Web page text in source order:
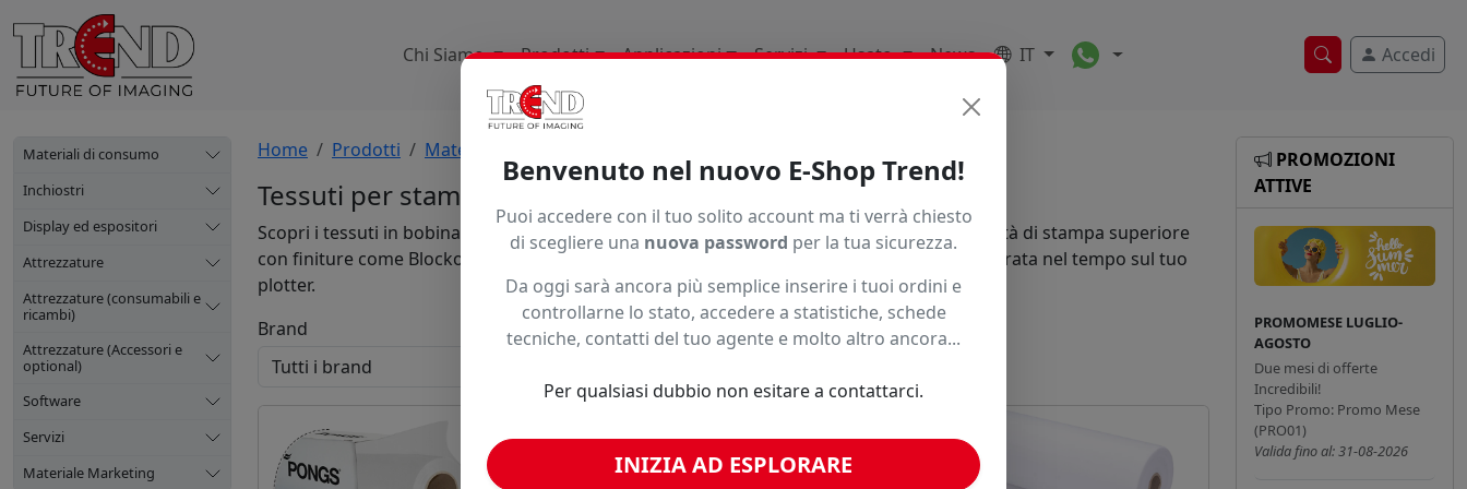
Ricerca veloce
Accedi
Chi Siamo Prodotti Applicazioni Servizi Usato News IT Toggle Dropdown
Materiali di consumo
Inchiostri
Display ed espositori
Attrezzature
Attrezzature (consumabili e
ricambi)
Attrezzature (Accessori e
optional)
Software
Servizi
Materiale Marketing
Home Prodotti Materiali Di Consumo
Tessuti per stampa Solvente UV e Latex
Scopri i tessuti in bobina ideali per display indoor e bandiere. La selezione garantisce qualità di stampa superiore
con finiture come Blockout e Backlite. Trova il formato e la grammatura per la massima durata nel tempo sul tuo
plotter.
Brand
Ordinamento
PROMOZIONI
ATTIVE
PROMOMESE LUGLIO-
AGOSTO
Due mesi di offerte
Incredibili!
Tipo Promo: Promo Mese
(PRO01)
Valida fino al: 31-08-2026
Benvenuto nel nuovo E-Shop Trend!
Puoi accedere con il tuo solito account ma ti verrà chiesto
di scegliere una nuova password per la tua sicurezza.
Da oggi sarà ancora più semplice inserire i tuoi ordini e
controllarne lo stato, accedere a statistiche, schede
tecniche, contatti del tuo agente e molto altro ancora...
Per qualsiasi dubbio non esitare a contattarci.
INIZIA AD ESPLORARE